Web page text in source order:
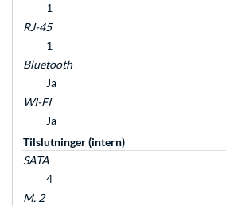
1
RJ-45
1
Bluetooth
Ja
WI-FI
Ja
Tilslutninger (intern)
SATA
4
M. 2